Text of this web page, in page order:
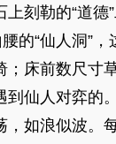
刻勒的“道
的“仙人洞”
床前数尺寸
仙人对弈的
如浪似波。